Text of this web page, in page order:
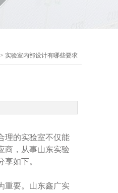
> 实验室内部设计有哪些要求
理的实验室不仅能
商，从事山东实验
如下。
重要。山东鑫广实